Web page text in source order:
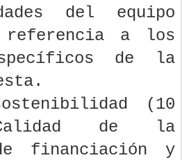
del equipo
a los
de la
(10
de la
financiación y